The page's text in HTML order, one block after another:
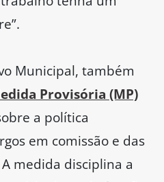
Municipal, também
Provisória (MP)
a política
em comissão e das
medida disciplina a